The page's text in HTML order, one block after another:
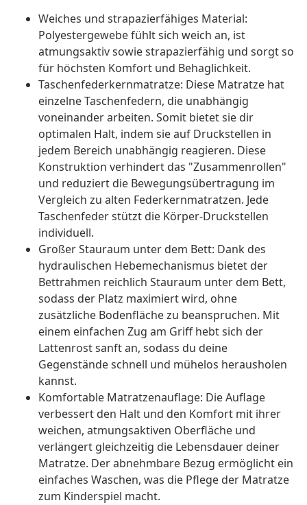
Weiches und strapazierfähiges Material:
Polyestergewebe fühlt sich weich an, ist
atmungsaktiv sowie strapazierfähig und sorgt so
für höchsten Komfort und Behaglichkeit.
Taschenfederkernmatratze: Diese Matratze hat
einzelne Taschenfedern, die unabhängig
voneinander arbeiten. Somit bietet sie dir
optimalen Halt, indem sie auf Druckstellen in
jedem Bereich unabhängig reagieren. Diese
Konstruktion verhindert das "Zusammenrollen"
und reduziert die Bewegungsübertragung im
Vergleich zu alten Federkernmatratzen. Jede
Taschenfeder stützt die Körper-Druckstellen
individuell.
Großer Stauraum unter dem Bett: Dank des
hydraulischen Hebemechanismus bietet der
Bettrahmen reichlich Stauraum unter dem Bett,
sodass der Platz maximiert wird, ohne
zusätzliche Bodenfläche zu beanspruchen. Mit
einem einfachen Zug am Griff hebt sich der
Lattenrost sanft an, sodass du deine
Gegenstände schnell und mühelos herausholen
kannst.
Komfortable Matratzenauflage: Die Auflage
verbessert den Halt und den Komfort mit ihrer
weichen, atmungsaktiven Oberfläche und
verlängert gleichzeitig die Lebensdauer deiner
Matratze. Der abnehmbare Bezug ermöglicht ein
einfaches Waschen, was die Pflege der Matratze
zum Kinderspiel macht.